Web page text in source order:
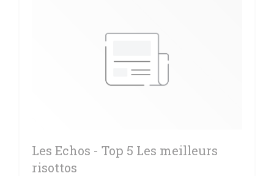
Les Echos - Top 5 Les meilleurs
risottos